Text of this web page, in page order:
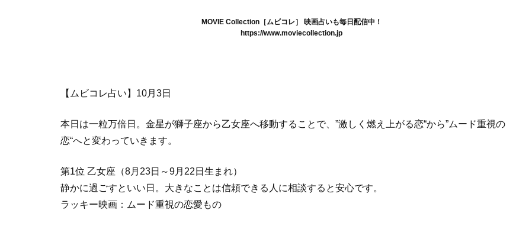
MOVIE Collection［ムビコレ］ 映画占いも毎日配信中！
https://www.moviecollection.jp
【ムビコレ占い】10月3日
本日は一粒万倍日。金星が獅子座から乙女座へ移動することで、”激しく燃え上がる恋“から”ムード重視の
恋“へと変わっていきます。
第1位 乙女座（8月23日～9月22日生まれ）
静かに過ごすといい日。大きなことは信頼できる人に相談すると安心です。
ラッキー映画：ムード重視の恋愛もの